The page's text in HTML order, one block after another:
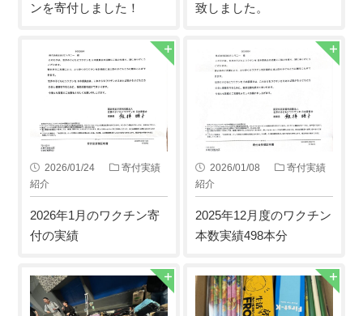
ンを寄付しました！
致しました。
2026/01/24
寄付実績
紹介
2026年1月のワクチン寄
付の実績
2026/01/08
寄付実績
紹介
2025年12月度のワクチン
本数実績498本分